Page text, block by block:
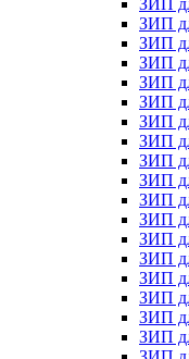
ЗИП
ЗИП
ЗИП
ЗИП
ЗИП
ЗИП
ЗИП
ЗИП
ЗИП
ЗИП
ЗИП
ЗИП
ЗИП
ЗИП
ЗИП
ЗИП
ЗИП
ЗИП